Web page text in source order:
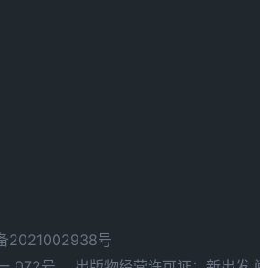
2021002938号